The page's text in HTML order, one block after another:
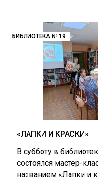
БИБЛИОТЕКА № 19
«ЛАПКИ И КРАСКИ»
В субботу в
состоялся мастер-
названием «Лапки и